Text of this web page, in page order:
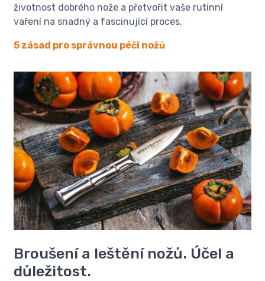
životnost dobrého nože a přetvořit vaše rutinní
vaření na snadný a fascinující proces.
5 zásad pro správnou péči nožů
Broušení a leštění nožů. Účel a
důležitost.